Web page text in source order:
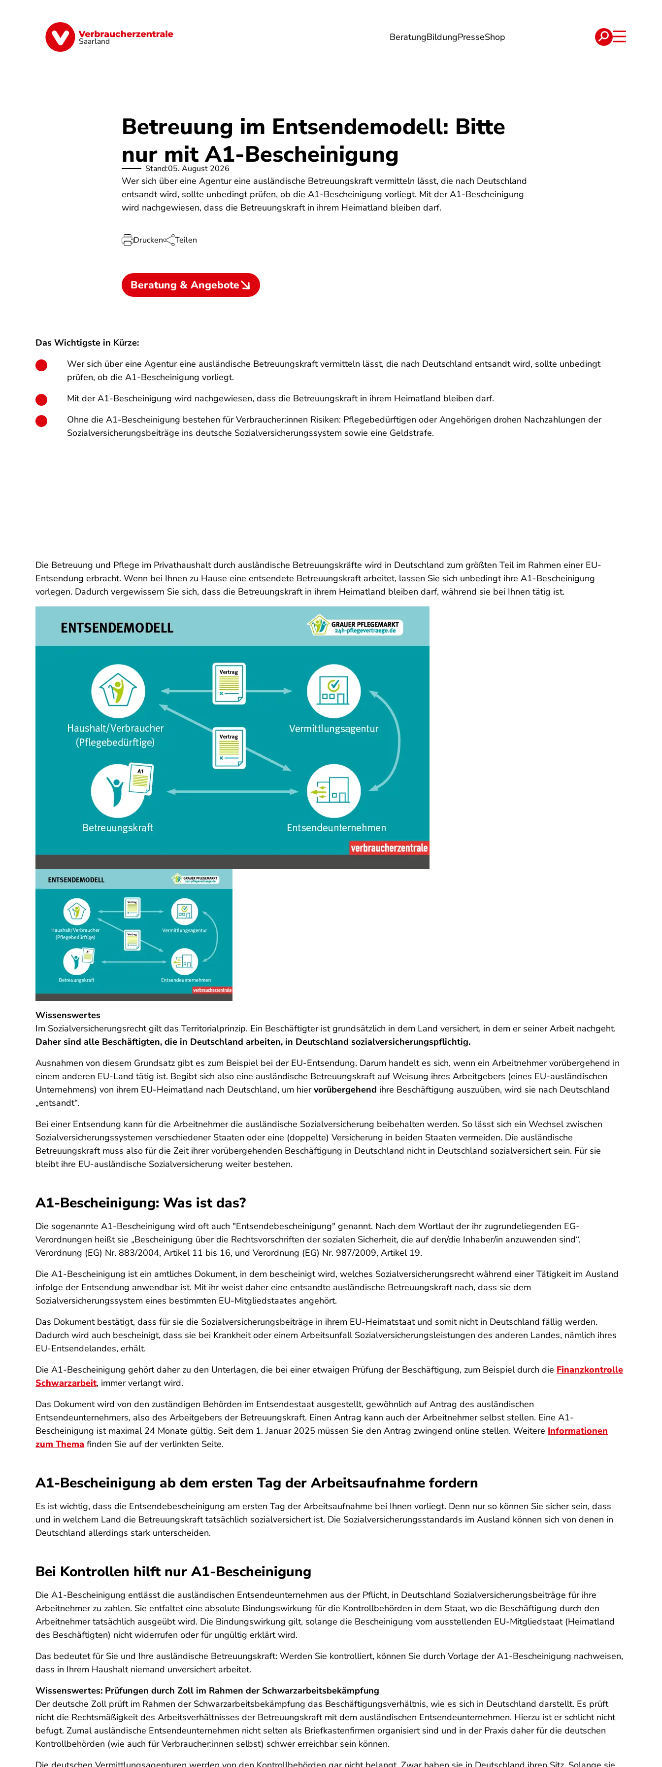
Saarland BeratungBildungPresseShop
Digitales Energie Finanzen Umwelt Verträge
Betreuung im Entsendemodell: Bitte
nur mit A1-Bescheinigung
Stand:05. August 2026
Wer sich über eine Agentur eine ausländische Betreuungskraft vermitteln lässt, die nach Deutschland
entsandt wird, sollte unbedingt prüfen, ob die A1-Bescheinigung vorliegt. Mit der A1-Bescheinigung
wird nachgewiesen, dass die Betreuungskraft in ihrem Heimatland bleiben darf.
Drucken Teilen
Beratung & Angebote
Das Wichtigste in Kürze:
Wer sich über eine Agentur eine ausländische Betreuungskraft vermitteln lässt, die nach Deutschland entsandt wird, sollte unbedingt
prüfen, ob die A1-Bescheinigung vorliegt.
Mit der A1-Bescheinigung wird nachgewiesen, dass die Betreuungskraft in ihrem Heimatland bleiben darf.
Ohne die A1-Bescheinigung bestehen für Verbraucher:innen Risiken: Pflegebedürftigen oder Angehörigen drohen Nachzahlungen der
Sozialversicherungsbeiträge ins deutsche Sozialversicherungssystem sowie eine Geldstrafe.
Die Betreuung und Pflege im Privathaushalt durch ausländische Betreuungskräfte wird in Deutschland zum größten Teil im Rahmen einer EU-
Entsendung erbracht. Wenn bei Ihnen zu Hause eine entsendete Betreuungskraft arbeitet, lassen Sie sich unbedingt ihre A1-Bescheinigung
vorlegen. Dadurch vergewissern Sie sich, dass die Betreuungskraft in ihrem Heimatland bleiben darf, während sie bei Ihnen tätig ist.
Wissenswertes
Im Sozialversicherungsrecht gilt das Territorialprinzip. Ein Beschäftigter ist grundsätzlich in dem Land versichert, in dem er seiner Arbeit nachgeht.
Daher sind alle Beschäftigten, die in Deutschland arbeiten, in Deutschland sozialversicherungspflichtig.
Ausnahmen von diesem Grundsatz gibt es zum Beispiel bei der EU-Entsendung. Darum handelt es sich, wenn ein Arbeitnehmer vorübergehend in
einem anderen EU-Land tätig ist. Begibt sich also eine ausländische Betreuungskraft auf Weisung ihres Arbeitgebers (eines EU-ausländischen
Unternehmens) von ihrem EU-Heimatland nach Deutschland, um hiervorübergehend ihre Beschäftigung auszuüben, wird sie nach Deutschland
„entsandt“.
Bei einer Entsendung kann für die Arbeitnehmer die ausländische Sozialversicherung beibehalten werden. So lässt sich ein Wechsel zwischen
Sozialversicherungssystemen verschiedener Staaten oder eine (doppelte) Versicherung in beiden Staaten vermeiden. Die ausländische
Betreuungskraft muss also für die Zeit ihrer vorübergehenden Beschäftigung in Deutschland nicht in Deutschland sozialversichert sein. Für sie
bleibt ihre EU-ausländische Sozialversicherung weiter bestehen.
A1-Bescheinigung: Was ist das?
Die sogenannte A1-Bescheinigung wird oft auch "Entsendebescheinigung" genannt. Nach dem Wortlaut der ihr zugrundeliegenden EG-
Verordnungen heißt sie „Bescheinigung über die Rechtsvorschriften der sozialen Sicherheit, die auf den/die Inhaber/in anzuwenden sind“,
Verordnung (EG) Nr. 883/2004, Artikel 11 bis 16, und Verordnung (EG) Nr. 987/2009, Artikel 19.
Die A1-Bescheinigung ist ein amtliches Dokument, in dem bescheinigt wird, welches Sozialversicherungsrecht während einer Tätigkeit im Ausland
infolge der Entsendung anwendbar ist. Mit ihr weist daher eine entsandte ausländische Betreuungskraft nach, dass sie dem
Sozialversicherungssystem eines bestimmten EU-Mitgliedstaates angehört.
Das Dokument bestätigt, dass für sie die Sozialversicherungsbeiträge in ihrem EU-Heimatstaat und somit nicht in Deutschland fällig werden.
Dadurch wird auch bescheinigt, dass sie bei Krankheit oder einem Arbeitsunfall Sozialversicherungsleistungen des anderen Landes, nämlich ihres
EU-Entsendelandes, erhält.
Die A1-Bescheinigung gehört daher zu den Unterlagen, die bei einer etwaigen Prüfung der Beschäftigung, zum Beispiel durch die Finanzkontrolle
Schwarzarbeit, immer verlangt wird.
Das Dokument wird von den zuständigen Behörden im Entsendestaat ausgestellt, gewöhnlich auf Antrag des ausländischen
Entsendeunternehmers, also des Arbeitgebers der Betreuungskraft. Einen Antrag kann auch der Arbeitnehmer selbst stellen. Eine A1-
Bescheinigung ist maximal 24 Monate gültig. Seit dem 1. Januar 2025 müssen Sie den Antrag zwingend online stellen. Weitere Informationen
zum Thema finden Sie auf der verlinkten Seite.
A1-Bescheinigung ab dem ersten Tag der Arbeitsaufnahme fordern
Es ist wichtig, dass die Entsendebescheinigung am ersten Tag der Arbeitsaufnahme bei Ihnen vorliegt. Denn nur so können Sie sicher sein, dass
und in welchem Land die Betreuungskraft tatsächlich sozialversichert ist. Die Sozialversicherungsstandards im Ausland können sich von denen in
Deutschland allerdings stark unterscheiden.
Bei Kontrollen hilft nur A1-Bescheinigung
Die A1-Bescheinigung entlässt die ausländischen Entsendeunternehmen aus der Pflicht, in Deutschland Sozialversicherungsbeiträge für ihre
Arbeitnehmer zu zahlen. Sie entfaltet eine absolute Bindungswirkung für die Kontrollbehörden in dem Staat, wo die Beschäftigung durch den
Arbeitnehmer tatsächlich ausgeübt wird. Die Bindungswirkung gilt, solange die Bescheinigung vom ausstellenden EU-Mitgliedstaat (Heimatland
des Beschäftigten) nicht widerrufen oder für ungültig erklärt wird.
Das bedeutet für Sie und Ihre ausländische Betreuungskraft: Werden Sie kontrolliert, können Sie durch Vorlage der A1-Bescheinigung nachweisen,
dass in Ihrem Haushalt niemand unversichert arbeitet.
Wissenswertes: Prüfungen durch Zoll im Rahmen der Schwarzarbeitsbekämpfung
Der deutsche Zoll prüft im Rahmen der Schwarzarbeitsbekämpfung das Beschäftigungsverhältnis, wie es sich in Deutschland darstellt. Es prüft
nicht die Rechtsmäßigkeit des Arbeitsverhältnisses der Betreuungskraft mit dem ausländischen Entsendeunternehmen. Hierzu ist er schlicht nicht
befugt. Zumal ausländische Entsendeunternehmen nicht selten als Briefkastenfirmen organisiert sind und in der Praxis daher für die deutschen
Kontrollbehörden (wie auch für Verbraucher:innen selbst) schwer erreichbar sein können.